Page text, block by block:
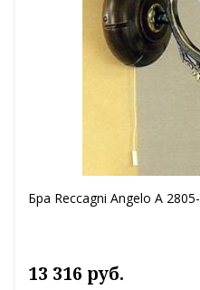
Бра Reccagni Angelo A
13 316 руб.